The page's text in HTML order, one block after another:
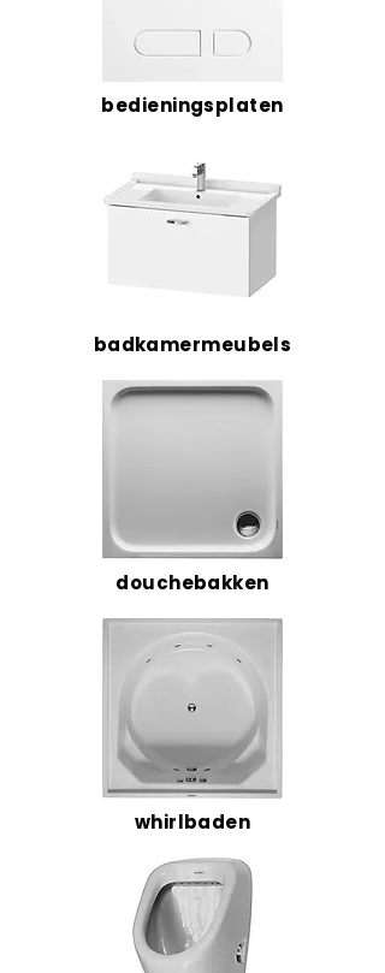
bedieningsplaten
badkamermeubels
douchebakken
whirlbaden